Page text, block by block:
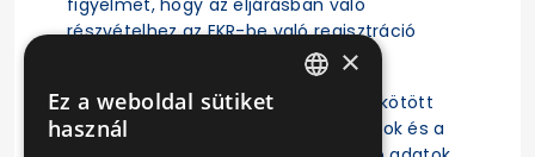
részvételhez az EKR-be való regisztráció
A közbeszerzési eljárás alapján megkötött
szerződések, a szerződésmódosítások és a
×
Ez a weboldal sütiket
használ